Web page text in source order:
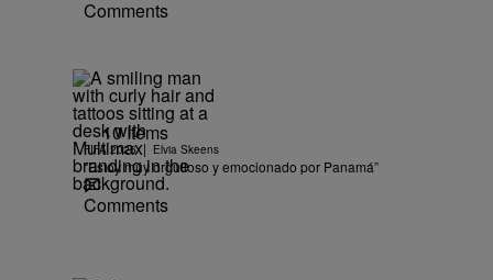
Comments
10 Items
FIFA 2026 | Elvia Skeens
“Estoy muy orgulloso y emocionado por Panamá”
Comments